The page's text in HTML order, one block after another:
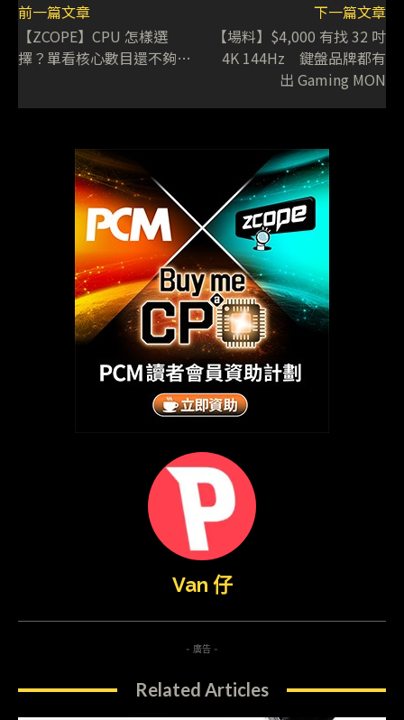
前一篇文章
【ZCOPE】CPU 怎樣選
擇？單看核心數目還不夠…
下一篇文章
【場料】$4,000 有找 32 吋
4K 144Hz 鍵盤品牌都有
出 Gaming MON
Van 仔
- 廣告 -
Related Articles